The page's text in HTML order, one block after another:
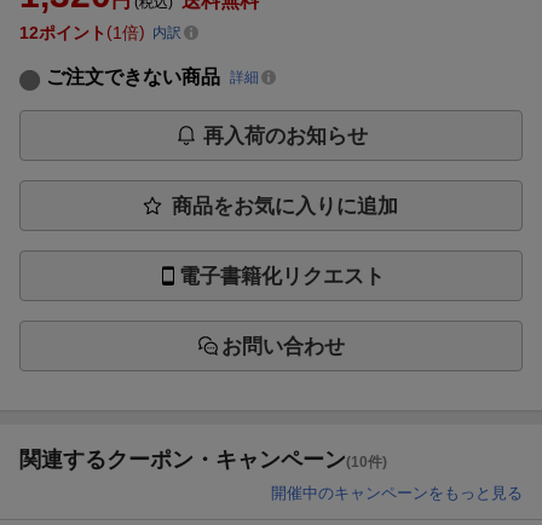
12ポイント 1倍 内訳
ご注文できない商品 詳細
再入荷のお知らせ
商品をお気に入りに追加
電子書籍化リクエスト
お問い合わせ
関連するクーポン・キャンペーン(10件)
開催中のキャンペーンをもっと見る